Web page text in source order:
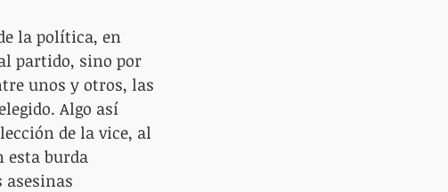
la política, en
partido, sino por
unos y otros, las
Algo así
de la vice, al
esta burda
asesinas